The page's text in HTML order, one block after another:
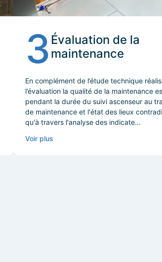
3 Évaluation de la
maintenance
En complément de l’étude technique
l’évaluation la qualité de la maintenance
pendant la durée du suivi ascenseur au
de maintenance et l'état des lieux
qu'à travers l'analyse des indicate...
Voir plus